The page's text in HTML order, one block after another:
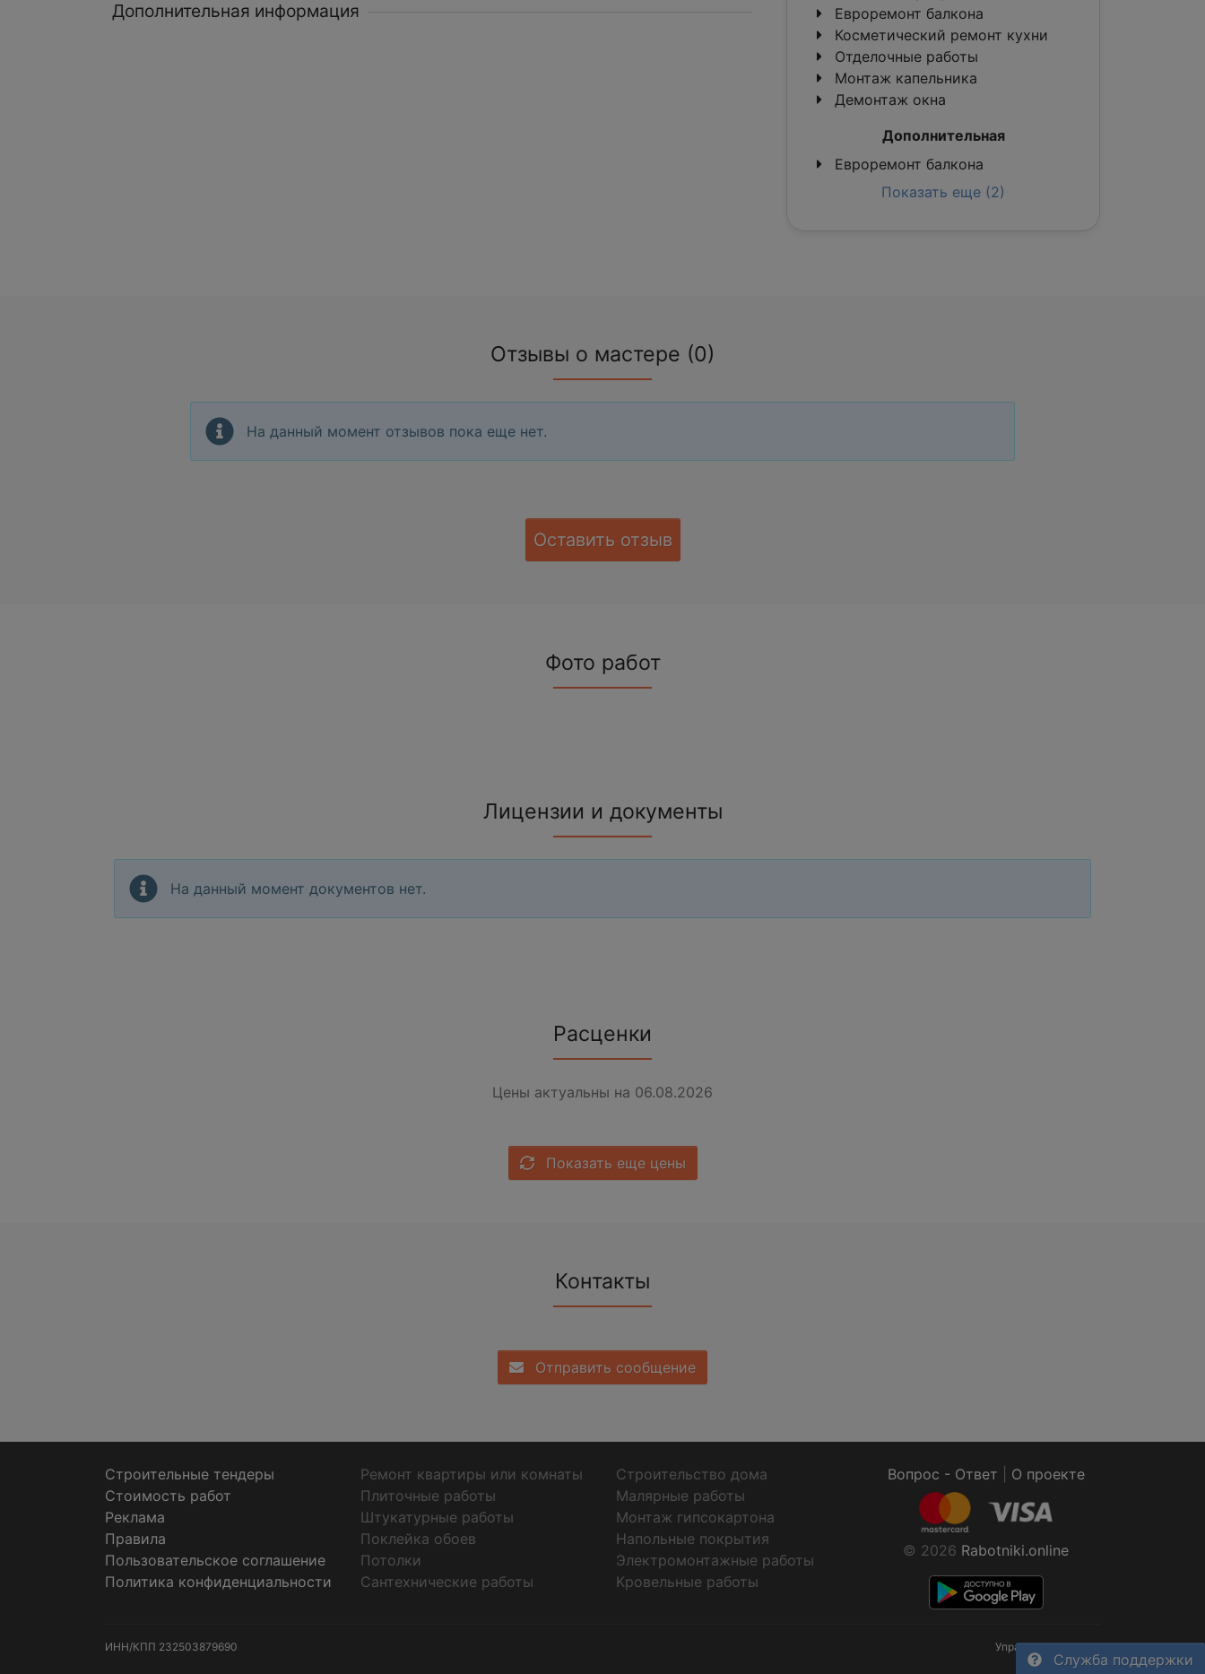
Дополнительная информация
Евроремонт балкона
Косметический ремонт кухни
Отделочные работы
Монтаж капельника
Демонтаж окна
Дополнительная
Евроремонт балкона
Показать еще (2)
Отзывы о мастере (0)
На данный момент отзывов пока еще нет.
Оставить отзыв
Фото работ
Лицензии и документы
На данный момент документов нет.
Расценки
Цены актуальны на 06.08.2026
Показать еще цены
Контакты
Отправить сообщение
Служба поддержки
Строительные тендеры
Стоимость работ
Реклама
Правила
Пользовательское соглашение
Политика конфиденциальности
Ремонт квартиры или комнаты
Строительство дома
Плиточные работы
Малярные работы
Штукатурные работы
Монтаж гипсокартона
Поклейка обоев
Напольные покрытия
Потолки
Электромонтажные работы
Сантехнические работы
Кровельные работы
Вопрос - Ответ О проекте
© 2026 Rabotniki.online
ИНН/КПП 232503879690 Управление cookies